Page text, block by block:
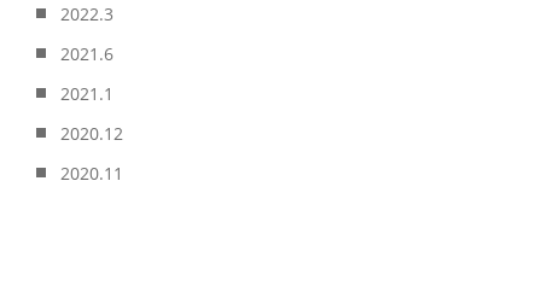
2022.3
2021.6
2021.1
2020.12
2020.11